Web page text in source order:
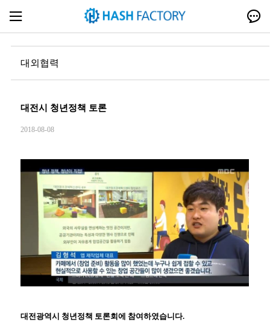
대외협력
대전시 청년정책 토론
2018-08-08
대전광역시 청년정책 토론회에 참여하였습니다.